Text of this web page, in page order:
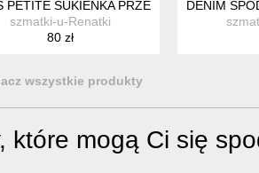
BLUZKA 14 / 40
PETITE SUKIENKA PRZED KOLANO HAFT
szmatki-u-Renatki
80 zł
DENIM
wszystkie produkty
które mogą Ci się